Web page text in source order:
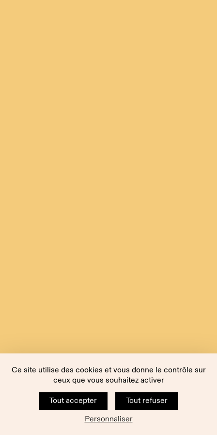
Ce site utilise des cookies et vous donne le contrôle sur
ceux que vous souhaitez activer
Tout accepter
Tout refuser
Personnaliser